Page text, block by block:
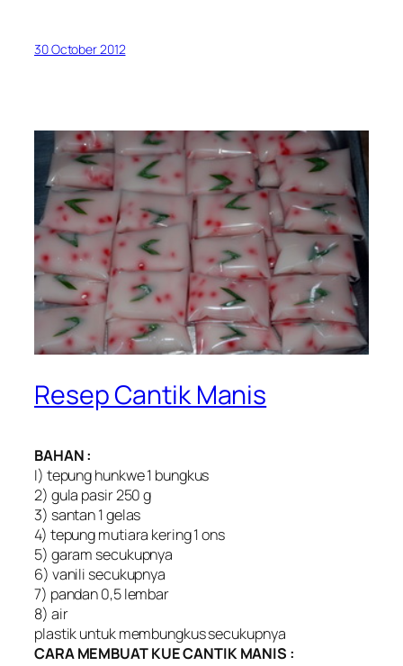
30 October 2012
Resep Cantik Manis
BAHAN :
I) tepung hunkwe 1 bungkus
2) gula pasir 250 g
3) santan 1 gelas
4) tepung mutiara kering 1 ons
5) garam secukupnya
6) vanili secukupnya
7) pandan 0,5 lembar
8) air
plastik untuk membungkus secukupnya
CARA MEMBUAT KUE CANTIK MANIS :